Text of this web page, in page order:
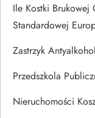
Ile Kostki
Standardowej
Zastrzyk
Przedszkola
Nieruchomości